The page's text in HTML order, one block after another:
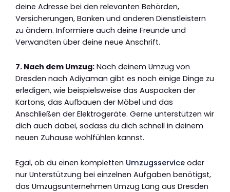
deine Adresse bei den relevanten Behörden,
Versicherungen, Banken und anderen Dienstleistern
zu ändern. Informiere auch deine Freunde und
Verwandten über deine neue Anschrift.
7. Nach dem Umzug: Nach deinem Umzug von
Dresden nach Adiyaman gibt es noch einige Dinge zu
erledigen, wie beispielsweise das Auspacken der
Kartons, das Aufbauen der Möbel und das
Anschließen der Elektrogeräte. Gerne unterstützen wir
dich auch dabei, sodass du dich schnell in deinem
neuen Zuhause wohlfühlen kannst.
Egal, ob du einen kompletten Umzugsservice oder
nur Unterstützung bei einzelnen Aufgaben benötigst,
das Umzugsunternehmen Umzug Lang aus Dresden